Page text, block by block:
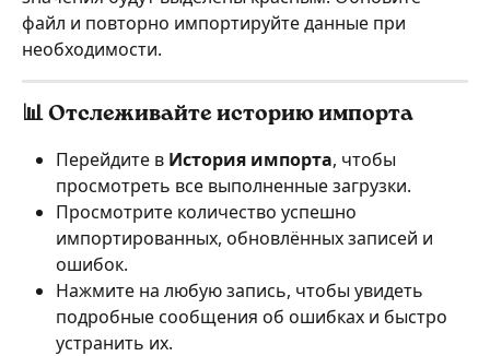
файл и повторно импортируйте данные при
необходимости.
📊 Отслеживайте историю импорта
Перейдите в История импорта, чтобы
просмотреть все выполненные загрузки.
Просмотрите количество успешно
импортированных, обновлённых записей и
ошибок.
Нажмите на любую запись, чтобы увидеть
подробные сообщения об ошибках и быстро
устранить их.